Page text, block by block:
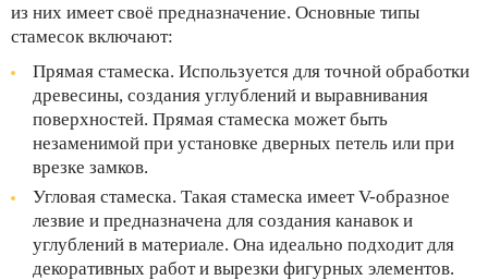
из них имеет своё предназначение. Основные типы
стамесок включают:
Прямая стамеска. Используется для точной обработки
древесины, создания углублений и выравнивания
поверхностей. Прямая стамеска может быть
незаменимой при установке дверных петель или при
врезке замков.
Угловая стамеска. Такая стамеска имеет V-образное
лезвие и предназначена для создания канавок и
углублений в материале. Она идеально подходит для
декоративных работ и вырезки фигурных элементов.